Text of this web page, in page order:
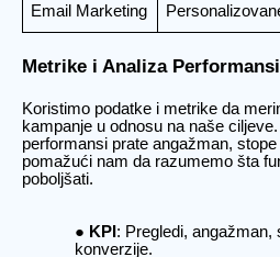
Email Marketing
Metrike i Analiza Performansi
Koristimo podatke i metrike da
kampanje u odnosu na naše
performansi prate angažman,
pomažući nam da razumemo šta
poboljšati.
KPI : Pregledi, angažman,
konverzije.